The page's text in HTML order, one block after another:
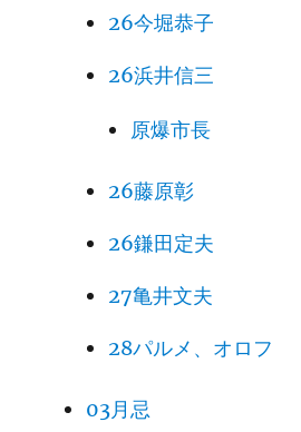
26今堀恭子
26浜井信三
原爆市長
26藤原彰
26鎌田定夫
27亀井文夫
28パルメ、オロフ
03月忌